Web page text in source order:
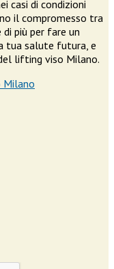
casi di condizioni
il compromesso tra
più per fare un
tua salute futura, e
lifting viso Milano.
Milano